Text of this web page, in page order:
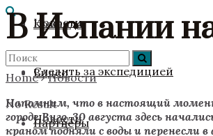
Новости
Видео
Партнёры
Команда
Следить за экспедицией
Новости
No Result
В Испании
Home
Новости
Напомним, что в настоящий момент
городе Виго. 30 августа здесь
краном подняли с воды и перенесли